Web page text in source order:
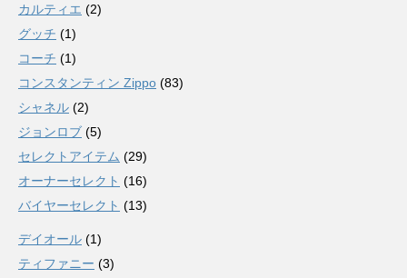
カルティエ (2)
グッチ (1)
コーチ (1)
コンスタンティン Zippo (83)
シャネル (2)
ジョンロブ (5)
セレクトアイテム (29)
オーナーセレクト (16)
バイヤーセレクト (13)
デイオール (1)
ティファニー (3)